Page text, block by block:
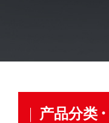
产品分类 ·